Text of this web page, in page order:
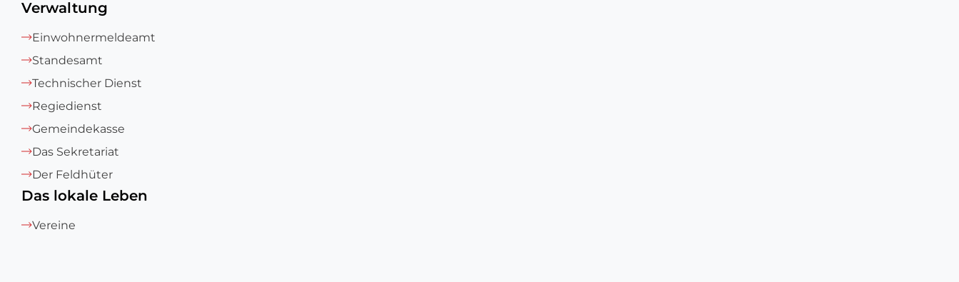
Verwaltung
Einwohnermeldeamt
Standesamt
Technischer Dienst
Regiedienst
Gemeindekasse
Das Sekretariat
Der Feldhüter
Das lokale Leben
Vereine